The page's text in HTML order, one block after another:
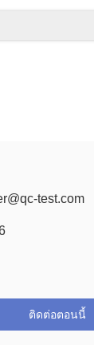
test.com
ติดต่อตอนนี้